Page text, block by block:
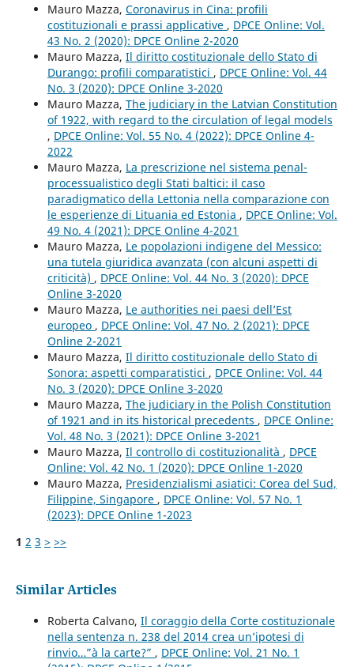
Mauro Mazza, Coronavirus in Cina: profili
costituzionali e prassi applicative , DPCE Online: Vol.
43 No. 2 (2020): DPCE Online 2-2020
Mauro Mazza, Il diritto costituzionale dello Stato di
Durango: profili comparatistici , DPCE Online: Vol. 44
No. 3 (2020): DPCE Online 3-2020
Mauro Mazza, The judiciary in the Latvian Constitution
of 1922, with regard to the circulation of legal models
, DPCE Online: Vol. 55 No. 4 (2022): DPCE Online 4-
2022
Mauro Mazza, La prescrizione nel sistema penal-
processualistico degli Stati baltici: il caso
paradigmatico della Lettonia nella comparazione con
le esperienze di Lituania ed Estonia , DPCE Online: Vol.
49 No. 4 (2021): DPCE Online 4-2021
Mauro Mazza, Le popolazioni indigene del Messico:
una tutela giuridica avanzata (con alcuni aspetti di
criticità) , DPCE Online: Vol. 44 No. 3 (2020): DPCE
Online 3-2020
Mauro Mazza, Le authorities nei paesi dell’Est
europeo , DPCE Online: Vol. 47 No. 2 (2021): DPCE
Online 2-2021
Mauro Mazza, Il diritto costituzionale dello Stato di
Sonora: aspetti comparatistici , DPCE Online: Vol. 44
No. 3 (2020): DPCE Online 3-2020
Mauro Mazza, The judiciary in the Polish Constitution
of 1921 and in its historical precedents , DPCE Online:
Vol. 48 No. 3 (2021): DPCE Online 3-2021
Mauro Mazza, Il controllo di costituzionalità , DPCE
Online: Vol. 42 No. 1 (2020): DPCE Online 1-2020
Mauro Mazza, Presidenzialismi asiatici: Corea del Sud,
Filippine, Singapore , DPCE Online: Vol. 57 No. 1
(2023): DPCE Online 1-2023
1 2 3 > >>
Similar Articles
Roberta Calvano, Il coraggio della Corte costituzionale
nella sentenza n. 238 del 2014 crea un’ipotesi di
rinvio…”à la carte?” , DPCE Online: Vol. 21 No. 1